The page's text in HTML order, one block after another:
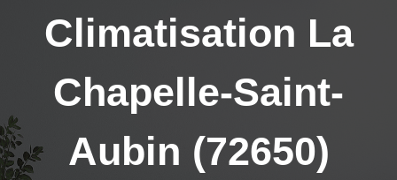
Climatisation La
Chapelle-Saint-
Aubin (72650)